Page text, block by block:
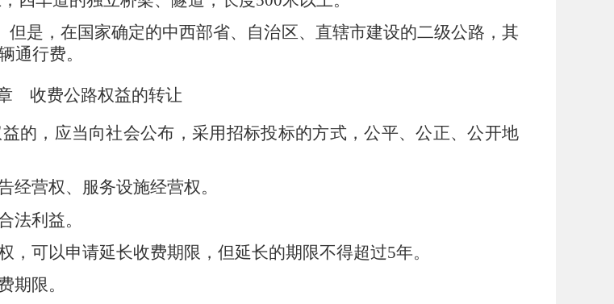
但是，在国家确定的中西部省、自治区、直辖市建设的二级公路，其
通行费。
收费公路权益的转让
的，应当向社会公布，采用招标投标的方式，公平、公正、公开地
经营权、服务设施经营权。
法利益。
，可以申请延长收费期限，但延长的期限不得超过5年。
期限。